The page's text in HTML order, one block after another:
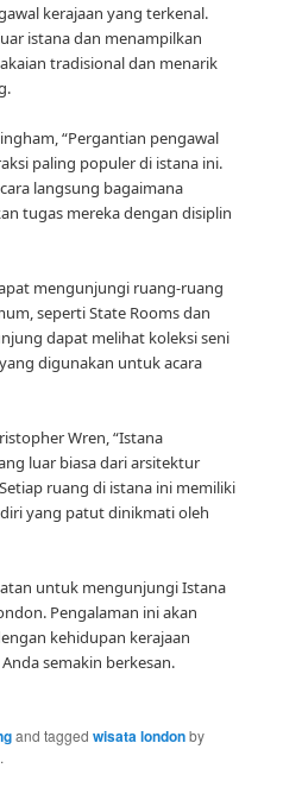
kerajaan yang terkenal.
istana dan menampilkan
tradisional dan menarik
“Pergantian pengawal
paling populer di istana ini.
langsung bagaimana
tugas mereka dengan disiplin
mengunjungi ruang-ruang
seperti State Rooms dan
dapat melihat koleksi seni
digunakan untuk acara
Wren, “Istana
luar biasa dari arsitektur
ruang di istana ini memiliki
yang patut dinikmati oleh
untuk mengunjungi Istana
Pengalaman ini akan
kehidupan kerajaan
semakin berkesan.
and taggedwisata londonby
.